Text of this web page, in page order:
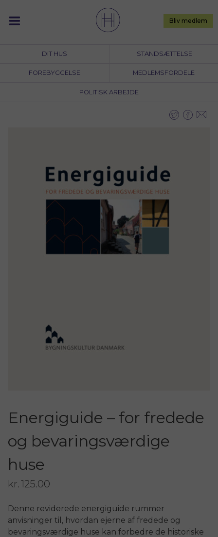
content
DIT HUS ISTANDSÆTTELSE
FOREBYGGELSE MEDLEMSFORDELE
POLITISK ARBEJDE
Bliv medlem
Energiguide – for fredede
og bevaringsværdige
huse
kr.125.00
Denne reviderede energiguide rummer
anvisninger til, hvordan ejerne af fredede og
bevaringsværdige huse kan forbedre de historiske